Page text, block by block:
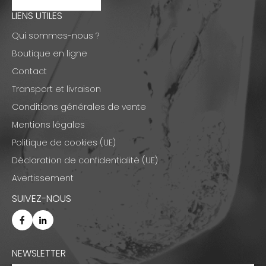
LIENS UTILES
Qui sommes-nous ?
Boutique en ligne
Contact
Transport et livraison
Conditions générales de vente
Mentions légales
Politique de cookies (UE)
Déclaration de confidentialité (UE)
Avertissement
SUIVEZ-NOUS
NEWSLETTER